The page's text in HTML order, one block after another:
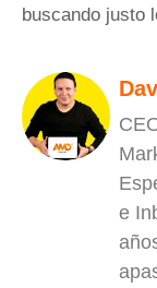
buscando justo
e